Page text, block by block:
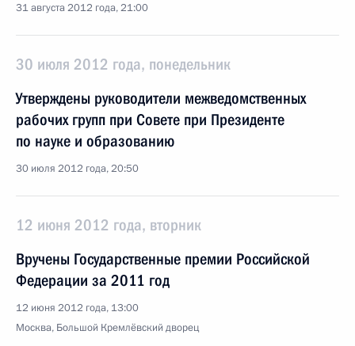
31 августа 2012 года, 21:00
30 июля 2012 года, понедельник
Утверждены руководители межведомственных
рабочих групп при Совете при Президенте
по науке и образованию
30 июля 2012 года, 20:50
12 июня 2012 года, вторник
Вручены Государственные премии Российской
Федерации за 2011 год
12 июня 2012 года, 13:00
Москва, Большой Кремлёвский дворец